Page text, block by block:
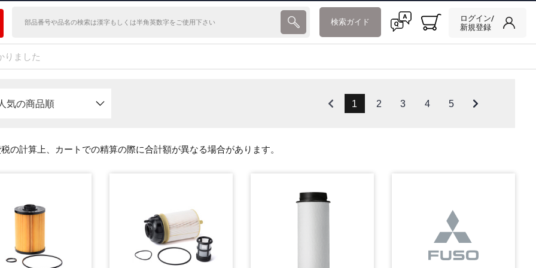
検索ガイド
ログイン/
新規登録
りました
気の商品順 1 2 3 4 5
の計算上、カートでの精算の際に合計額が異なる場合があります。